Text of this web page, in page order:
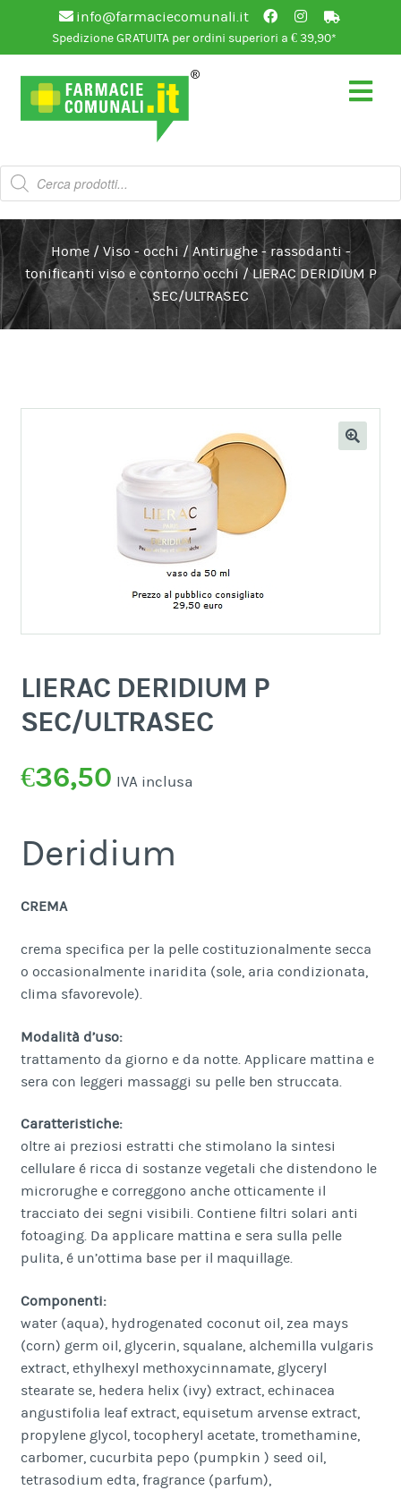
info@farmaciecomunali.it
Spedizione GRATUITA per ordini superiori a € 39,90*
Vai
alla
navigazione
Vai
al
contenuto
Products
search
Home / Viso - occhi / Antirughe - rassodanti -
tonificanti viso e contorno occhi /LIERAC DERIDIUM P
SEC/ULTRASEC
LIERAC DERIDIUM P
SEC/ULTRASEC
€36,50 IVA inclusa
Deridium
CREMA
crema specifica per la pelle costituzionalmente secca
o occasionalmente inaridita (sole, aria condizionata,
clima sfavorevole).
Modalità d’uso:
trattamento da giorno e da notte. Applicare mattina e
sera con leggeri massaggi su pelle ben struccata.
Caratteristiche:
oltre ai preziosi estratti che stimolano la sintesi
cellulare é ricca di sostanze vegetali che distendono le
microrughe e correggono anche otticamente il
tracciato dei segni visibili. Contiene filtri solari anti
fotoaging. Da applicare mattina e sera sulla pelle
pulita, é un’ottima base per il maquillage.
Componenti:
water (aqua), hydrogenated coconut oil, zea mays
(corn) germ oil, glycerin, squalane, alchemilla vulgaris
extract, ethylhexyl methoxycinnamate, glyceryl
stearate se, hedera helix (ivy) extract, echinacea
angustifolia leaf extract, equisetum arvense extract,
propylene glycol, tocopheryl acetate, tromethamine,
carbomer, cucurbita pepo (pumpkin ) seed oil,
tetrasodium edta, fragrance (parfum),